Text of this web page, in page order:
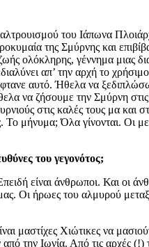
του Ιάπωνα
της Σμύρνης και
ολόκληρης, γέννημα μιας
απ’ την αρχή το
αυτό. Ήθελα να
να ζήσουμε την Σμύρνη
στις καλές τους μα και
μήνυμα; Όλα γίνονται. Οι
του γεγονότος;
είναι άνθρωποι. Και οι
Οι ήρωες του αλμυρού
μαστίχες Χιώτικες να
την Ιωνία. Από τις αρχές (!)